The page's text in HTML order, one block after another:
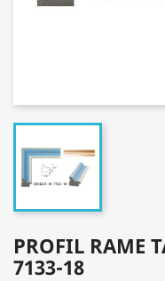
PROFIL RAME
7133-18